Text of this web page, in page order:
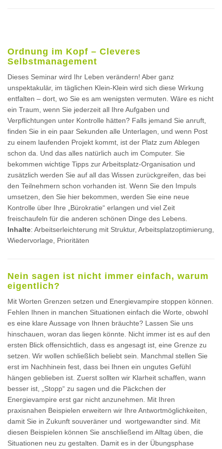
Ordnung im Kopf – Cleveres
Selbstmanagement
Dieses Seminar wird Ihr Leben verändern! Aber ganz
unspektakulär, im täglichen Klein-Klein wird sich diese Wirkung
entfalten – dort, wo Sie es am wenigsten vermuten. Wäre es nicht
ein Traum, wenn Sie jederzeit all Ihre Aufgaben und
Verpflichtungen unter Kontrolle hätten? Falls jemand Sie anruft,
finden Sie in ein paar Sekunden alle Unterlagen, und wenn Post
zu einem laufenden Projekt kommt, ist der Platz zum Ablegen
schon da. Und das alles natürlich auch im Computer. Sie
bekommen wichtige Tipps zur Arbeitsplatz-Organisation und
zusätzlich werden Sie auf all das Wissen zurückgreifen, das bei
den Teilnehmern schon vorhanden ist. Wenn Sie den Impuls
umsetzen, den Sie hier bekommen, werden Sie eine neue
Kontrolle über Ihre „Bürokratie“ erlangen und viel Zeit
freischaufeln für die anderen schönen Dinge des Lebens.
Inhalte: Arbeitserleichterung mit Struktur, Arbeitsplatzoptimierung,
Wiedervorlage, Prioritäten
Nein sagen ist nicht immer einfach, warum
eigentlich?
Mit Worten Grenzen setzen und Energievampire stoppen können.
Fehlen Ihnen in manchen Situationen einfach die Worte, obwohl
es eine klare Aussage von Ihnen bräuchte? Lassen Sie uns
hinschauen, woran das liegen könnte. Nicht immer ist es auf den
ersten Blick offensichtlich, dass es angesagt ist, eine Grenze zu
setzen. Wir wollen schließlich beliebt sein. Manchmal stellen Sie
erst im Nachhinein fest, dass bei Ihnen ein ungutes Gefühl
hängen geblieben ist. Zuerst sollten wir Klarheit schaffen, wann
besser ist, „Stopp“ zu sagen und die Päckchen der
Energievampire erst gar nicht anzunehmen. Mit Ihren
praxisnahen Beispielen erweitern wir Ihre Antwortmöglichkeiten,
damit Sie in Zukunft souveräner und wortgewandter sind. Mit
diesen Beispielen können Sie anschließend im Alltag üben, die
Situationen neu zu gestalten. Damit es in der Übungsphase